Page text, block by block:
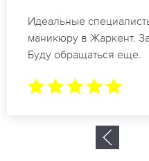
Спасибо огромное.
рождение в Жаркент. За